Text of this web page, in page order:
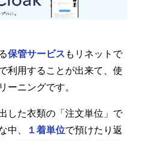
保管サービス もリネットで
利用することが出来て、使
ーニングです。
した衣類の「注文単位」で
中、
１着単位で預けたり返